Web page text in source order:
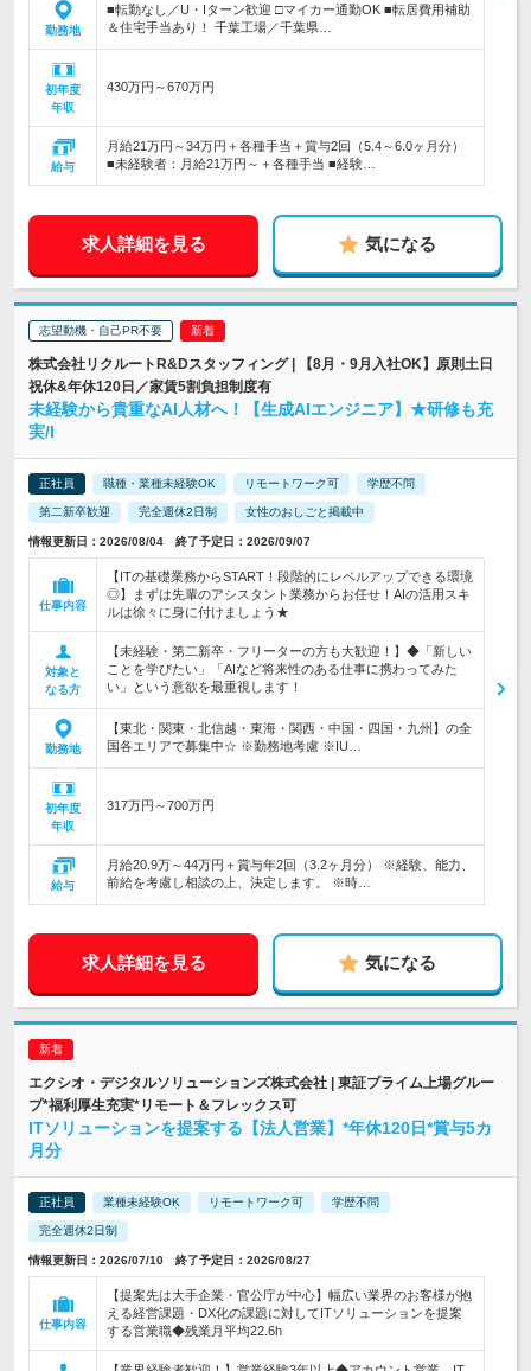
勤務地
■転勤なし／U・Iターン歓迎 □マイカー通勤OK ■転居費用補助
＆住宅手当あり！ 千葉工場／千葉県…
初年度
年収
430万円～670万円
給与
月給21万円～34万円＋各種手当＋賞与2回（5.4～6.0ヶ月分）
■未経験者：月給21万円～＋各種手当 ■経験…
求人詳細を見る 気になる
志望動機・自己PR不要
株式会社リクルートR&Dスタッフィング | 【8月・9月入社OK】原則土日
祝休&年休120日／家賃5割負担制度有
未経験から貴重なAI人材へ！【生成AIエンジニア】★研修も充
実/l
正社員 職種・業種未経験OK リモートワーク可 学歴不問
第二新卒歓迎 完全週休2日制 女性のおしごと掲載中
情報更新日：2026/08/04 終了予定日：2026/09/07
仕事内容
【ITの基礎業務からSTART！段階的にレベルアップできる環境
◎】まずは先輩のアシスタント業務からお任せ！AIの活用スキ
ルは徐々に身に付けましょう★
対象と
なる方
【未経験・第二新卒・フリーターの方も大歓迎！】◆「新しい
ことを学びたい」「AIなど将来性のある仕事に携わってみた
い」という意欲を最重視します！
勤務地
【東北・関東・北信越・東海・関西・中国・四国・九州】の全
国各エリアで募集中☆ ※勤務地考慮 ※IU…
初年度
年収
317万円～700万円
給与
月給20.9万～44万円＋賞与年2回（3.2ヶ月分） ※経験、能力、
前給を考慮し相談の上、決定します。 ※時…
求人詳細を見る 気になる
エクシオ・デジタルソリューションズ株式会社 | 東証プライム上場グルー
プ*福利厚生充実*リモート＆フレックス可
ITソリューションを提案する【法人営業】*年休120日*賞与5カ
月分
正社員 業種未経験OK リモートワーク可 学歴不問
完全週休2日制
情報更新日：2026/07/10 終了予定日：2026/08/27
仕事内容
【提案先は大手企業・官公庁が中心】幅広い業界のお客様が抱
える経営課題・DX化の課題に対してITソリューションを提案
する営業職◆残業月平均22.6h